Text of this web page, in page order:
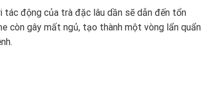
tác động của trà đặc lâu dần sẽ dẫn đến tổn
còn gây mất ngủ, tạo thành một vòng lẩn quẩn